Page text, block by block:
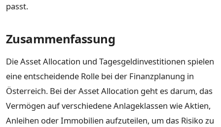
passt.
Zusammenfassung
Die Asset Allocation und Tagesgeldinvestitionen spielen
eine entscheidende Rolle bei der Finanzplanung in
Österreich. Bei der Asset Allocation geht es darum, das
Vermögen auf verschiedene Anlageklassen wie Aktien,
Anleihen oder Immobilien aufzuteilen, um das Risiko zu